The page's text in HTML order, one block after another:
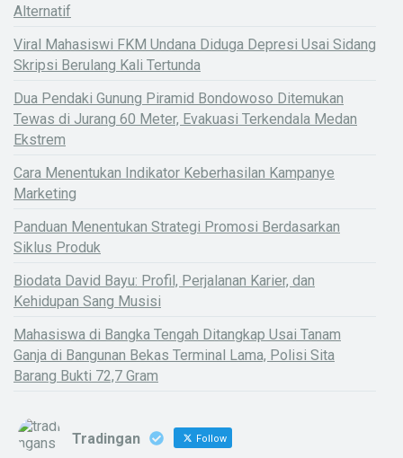
Alternatif
Viral Mahasiswi FKM Undana Diduga Depresi Usai Sidang
Skripsi Berulang Kali Tertunda
Dua Pendaki Gunung Piramid Bondowoso Ditemukan
Tewas di Jurang 60 Meter, Evakuasi Terkendala Medan
Ekstrem
Cara Menentukan Indikator Keberhasilan Kampanye
Marketing
Panduan Menentukan Strategi Promosi Berdasarkan
Siklus Produk
Biodata David Bayu: Profil, Perjalanan Karier, dan
Kehidupan Sang Musisi
Mahasiswa di Bangka Tengah Ditangkap Usai Tanam
Ganja di Bangunan Bekas Terminal Lama, Polisi Sita
Barang Bukti 72,7 Gram
Tradingan Follow